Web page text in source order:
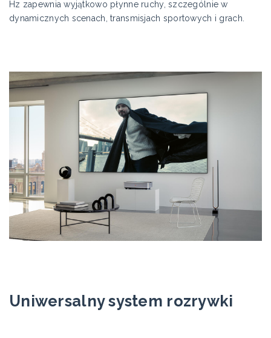
Hz zapewnia wyjątkowo płynne ruchy, szczególnie w
dynamicznych scenach, transmisjach sportowych i grach.
Uniwersalny system rozrywki